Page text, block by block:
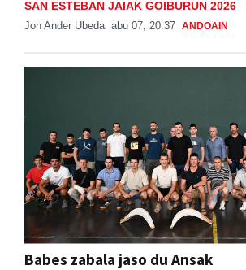
SAN ESTEBAN JAIAK GOIBURUN 2026
Jon Ander Ubeda abu 07, 20:37 ANDOAIN
Babes zabala jaso du Ansak